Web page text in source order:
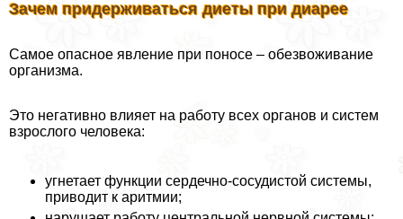
Зачем придерживаться диеты при диарее
Самое опасное явление при поносе – обезвоживание
организма.
Это негативно влияет на работу всех органов и систем
взрослого человека:
угнетает функции сердечно-сосудистой системы,
приводит к аритмии;